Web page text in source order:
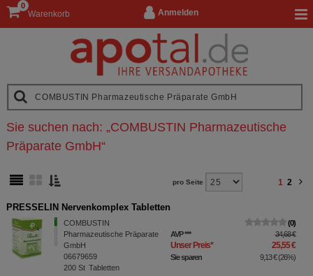
Anmelden
Warenkorb
0
Sie suchen nach: „COMBUSTIN Pharmazeutische
Präparate GmbH“
pro Seite 1 2
PRESSELIN Nervenkomplex Tabletten
COMBUSTIN
Pharmazeutische Präparate
GmbH
06679659
200 St Tabletten
0
AVP*** 34,68 €
Unser Preis* 25,55 €
Sie sparen 9,13 €(26%)